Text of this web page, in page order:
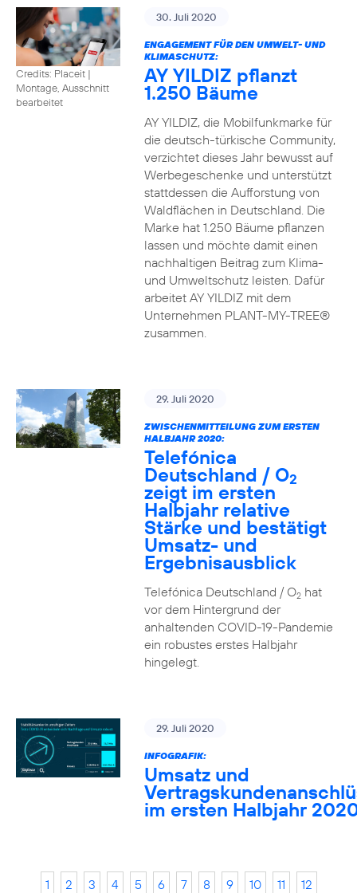
Credits: Placeit |
Montage, Ausschnitt
bearbeitet
30. Juli 2020
ENGAGEMENT FÜR DEN UMWELT- UND
KLIMASCHUTZ:
AY YILDIZ pflanzt
1.250 Bäume
AY YILDIZ, die Mobilfunkmarke für
die deutsch-türkische Community,
verzichtet dieses Jahr bewusst auf
Werbegeschenke und unterstützt
stattdessen die Aufforstung von
Waldflächen in Deutschland. Die
Marke hat 1.250 Bäume pflanzen
lassen und möchte damit einen
nachhaltigen Beitrag zum Klima-
und Umweltschutz leisten. Dafür
arbeitet AY YILDIZ mit dem
Unternehmen PLANT-MY-TREE®
zusammen.
29. Juli 2020
ZWISCHENMITTEILUNG ZUM ERSTEN
HALBJAHR 2020:
Telefónica
Deutschland / O2
zeigt im ersten
Halbjahr relative
Stärke und bestätigt
Umsatz- und
Ergebnisausblick
Telefónica Deutschland / O2hat
vor dem Hintergrund der
anhaltenden COVID-19-Pandemie
ein robustes erstes Halbjahr
hingelegt.
29. Juli 2020
INFOGRAFIK:
Umsatz und
im ersten Halbjahr
1 2 3 4 5 6 7 8 9 10 11
12